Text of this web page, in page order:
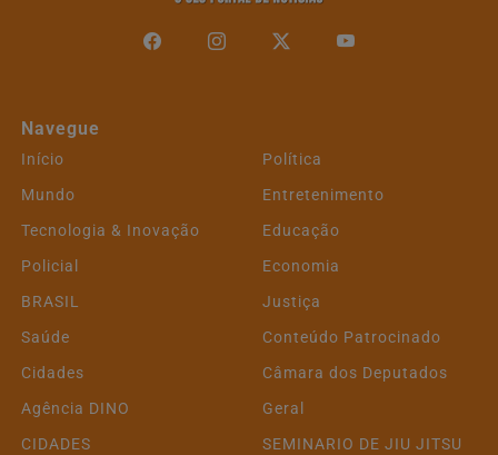
Navegue
Início
Política
Mundo
Entretenimento
Tecnologia & Inovação
Educação
Policial
Economia
BRASIL
Justiça
Saúde
Conteúdo Patrocinado
Cidades
Câmara dos Deputados
Agência DINO
Geral
CIDADES
SEMINARIO DE JIU JITSU